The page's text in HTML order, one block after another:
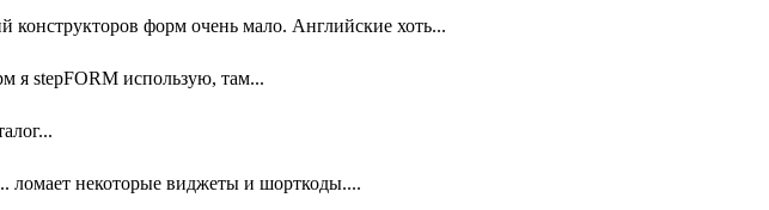
конструкторов форм очень мало. Английские хоть...
я stepFORM использую, там...
ломает некоторые виджеты и шорткоды....